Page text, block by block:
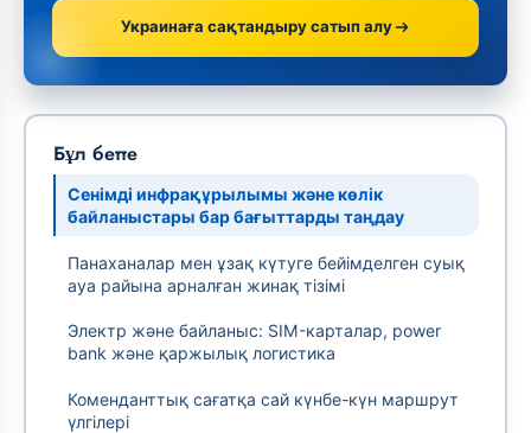
Украинаға сақтандыру сатып алу
Бұл бетте
Сенімді инфрақұрылымы және көлік
байланыстары бар бағыттарды таңдау
Панаханалар мен ұзақ күтуге бейімделген суық
ауа райына арналған жинақ тізімі
Электр және байланыс: SIM-карталар, power
bank және қаржылық логистика
Коменданттық сағатқа сай күнбе-күн маршрут
үлгілері